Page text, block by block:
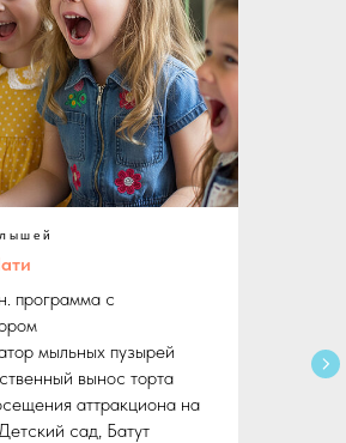
программа с
мыльных пузырей
вынос торта
аттракциона на
сад, Батут